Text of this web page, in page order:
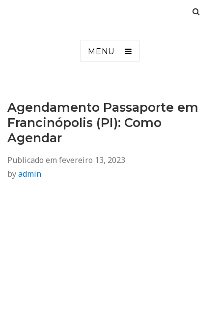
MENU
Agendamento Passaporte em
Francinópolis (PI): Como
Agendar
Publicado em fevereiro 13, 2023
byadmin